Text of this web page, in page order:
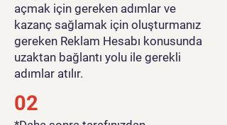
alabilirsiniz.
açmak için gereken adımlar ve
kazanç sağlamak için oluşturmanız
gereken Reklam Hesabı konusunda
uzaktan bağlantı yolu ile gerekli
adımlar atılır.
02